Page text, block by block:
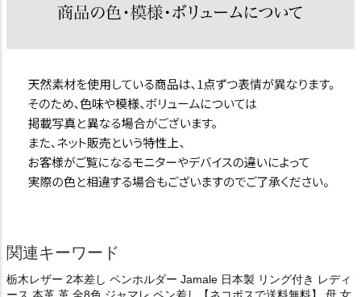
関連キーワード
栃木レザー 2本差し ペンホルダー Jamale 日本製 リング付き レディ